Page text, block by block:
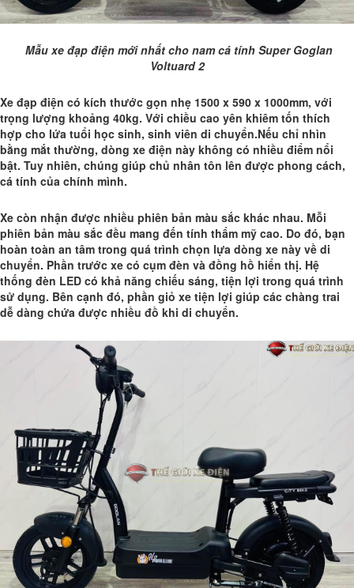
Mẫu xe đạp điện mới nhất cho nam cá tính Super Goglan
Voltuard 2
Xe đạp điện có kích thước gọn nhẹ 1500 x 590 x 1000mm, với
trọng lượng khoảng 40kg. Với chiều cao yên khiêm tốn thích
hợp cho lứa tuổi học sinh, sinh viên di chuyển.Nếu chỉ nhìn
bằng mắt thường, dòng xe điện này không có nhiều điểm nổi
bật. Tuy nhiên, chúng giúp chủ nhân tôn lên được phong cách,
cá tính của chính mình.
Xe còn nhận được nhiều phiên bản màu sắc khác nhau. Mỗi
phiên bản màu sắc đều mang đến tính thẩm mỹ cao. Do đó, bạn
hoàn toàn an tâm trong quá trình chọn lựa dòng xe này về di
chuyển. Phần trước xe có cụm đèn và đồng hồ hiển thị. Hệ
thống đèn LED có khả năng chiếu sáng, tiện lợi trong quá trình
sử dụng. Bên cạnh đó, phần giỏ xe tiện lợi giúp các chàng trai
dễ dàng chứa được nhiều đồ khi di chuyển.